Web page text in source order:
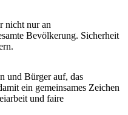
nicht nur an
Bevölkerung. Sicherheit
und Bürger auf, das
ein gemeinsames Zeichen
und faire